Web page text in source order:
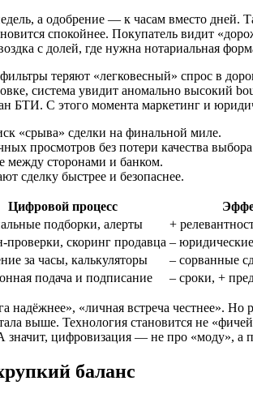
а одобрение — к часам вместо дней.
спокойнее. Покупатель видит
с долей, где нужна нотариальная
теряют «легковесный» спрос в
система увидит аномально высокий
БТИ. С этого момента маркетинг и
«срыва» сделки на финальной миле.
просмотров без потери качества
между сторонами и банком.
сделку быстрее и безопаснее.
Цифровой процесс
подборки, алерты
+
проверки, скоринг продавца –
за часы, калькуляторы
– сорванные
подача и подписание – сроки, +
«личная встреча честнее». Но
выше. Технология становится не
значит, цифровизация — не про «моду», а
баланс